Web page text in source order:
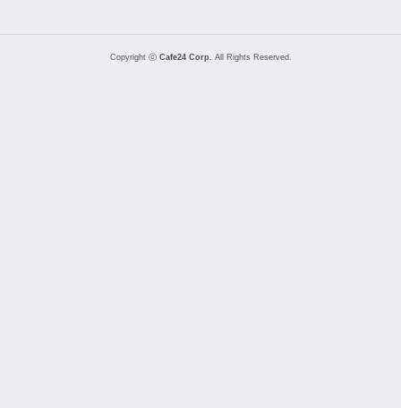
Copyright ⓒ Cafe24 Corp. All Rights Reserved.